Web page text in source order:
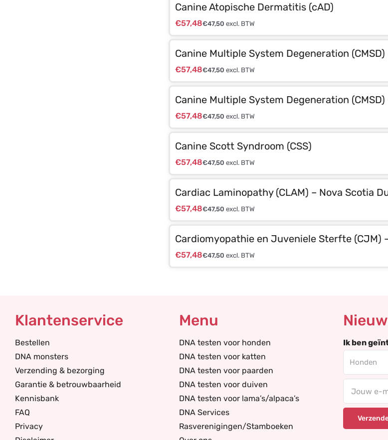
Canine Atopische Dermatitis (cAD)
€57,48€47,50 excl. BTW
Canine Multiple System Degeneration
€57,48€47,50 excl. BTW
Canine Multiple System Degeneration
€57,48€47,50 excl. BTW
Canine Scott Syndroom (CSS)
€57,48€47,50 excl. BTW
Cardiac Laminopathy (CLAM) – Nova Scotia
€57,48€47,50 excl. BTW
Cardiomyopathie en Juveniele Sterfte (CJM)
€57,48€47,50 excl. BTW
Klantenservice
Bestellen
DNA monsters
Verzending & bezorging
Garantie & betrouwbaarheid
Kennisbank
FAQ
Privacy
Menu
DNA testen voor honden
DNA testen voor katten
DNA testen voor paarden
DNA testen voor duiven
DNA testen voor lama’s/alpaca’s
DNA Services
Rasverenigingen/Stamboeken
Ik ben